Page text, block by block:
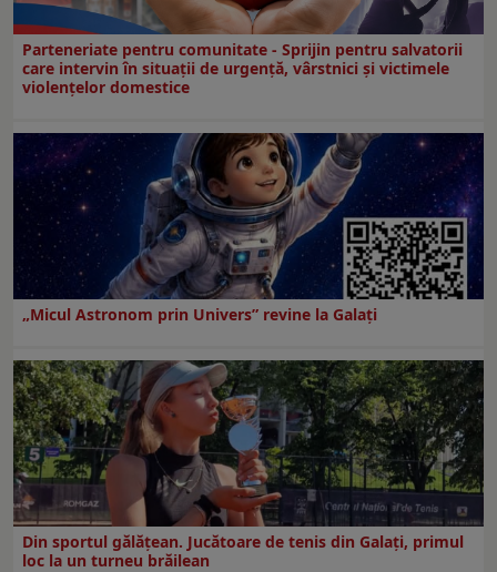
Parteneriate pentru comunitate - Sprijin pentru salvatorii
care intervin în situații de urgență, vârstnici și victimele
violențelor domestice
„Micul Astronom prin Univers” revine la Galați
Din sportul gălățean. Jucătoare de tenis din Galați, primul
loc la un turneu brăilean